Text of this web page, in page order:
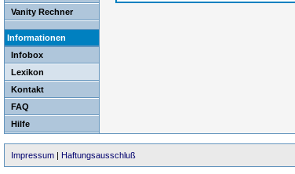
Vanity Rechner
Informationen
Infobox
Lexikon
Kontakt
FAQ
Hilfe
Impressum | Haftungsausschluß